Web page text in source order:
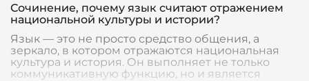
Сочинение, почему язык считают отражением
национальной культуры и истории?
Язык — это не просто средство общения, а
зеркало, в котором отражаются национальная
культура и история. Он выполняет не только
коммуникативную функцию, но и является